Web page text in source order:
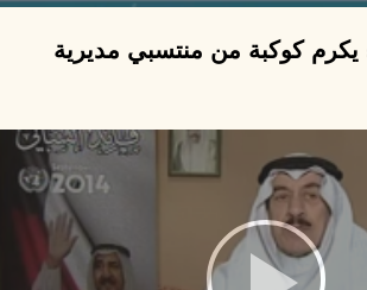
يكرم كوكبة من منتسبي مديرية